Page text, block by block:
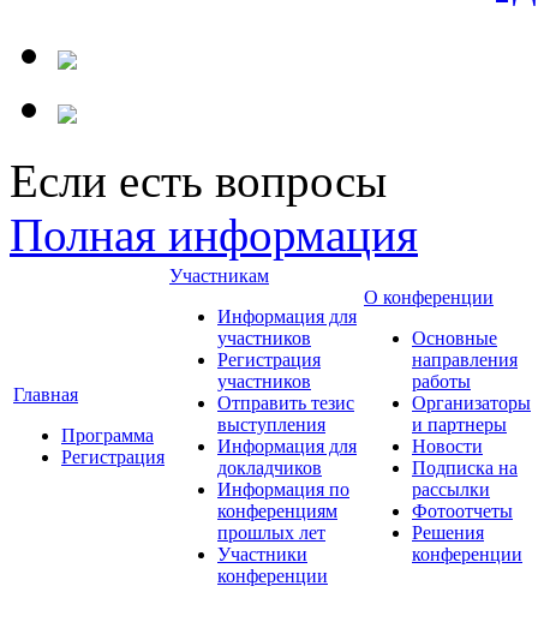
Если есть вопросы
Полная информация
Главная
Программа
Регистрация
Участникам
Информация для
участников
Регистрация
участников
Отправить тезис
выступления
Информация для
докладчиков
Информация по
конференциям
прошлых лет
Участники
конференции
О конференции
Основные
направления
работы
Организаторы
и партнеры
Новости
Подписка на
рассылки
Фотоотчеты
Решения
конференции